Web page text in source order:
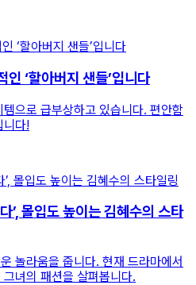
‘할아버지 샌들’입니다
으로 급부상하고 있습니다. 편안함
니다!
’, 몰입도 높이는 김혜수의 스타
놀라움을 줍니다. 현재 드라마에서
녀의 패션을 살펴봅니다.